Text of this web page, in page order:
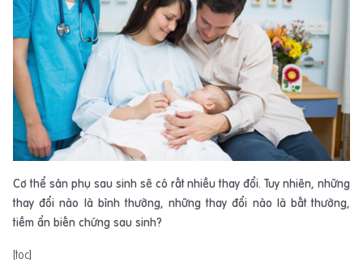
Cơ thể sản phụ sau sinh sẽ có rất nhiều thay đổi. Tuy nhiên, những
thay đổi nào là bình thường, những thay đổi nào là bất thường,
tiềm ẩn biến chứng sau sinh?
[toc]